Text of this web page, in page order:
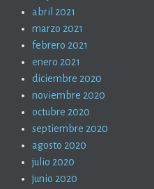
abril 2021
marzo 2021
febrero 2021
enero 2021
diciembre 2020
noviembre 2020
octubre 2020
septiembre 2020
agosto 2020
julio 2020
junio 2020